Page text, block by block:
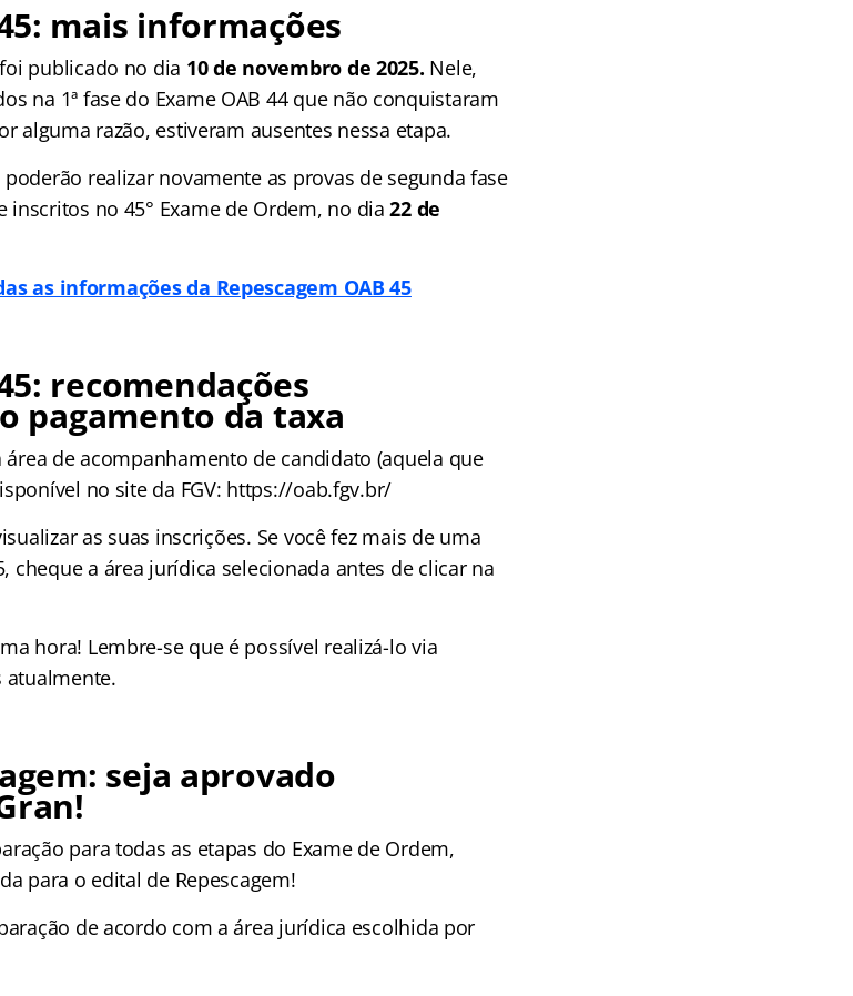
mais informações
publicado no dia 10 de novembro de 2025. Nele,
na 1ª fase do Exame OAB 44 que não conquistaram
alguma razão, estiveram ausentes nessa etapa.
realizar novamente as provas de segunda fase
no 45° Exame de Ordem, no dia 22 de
as informações da Repescagem OAB 45
recomendações
pagamento da taxa
área de acompanhamento de candidato (aquela que
no site da FGV: https://oab.fgv.br/
as suas inscrições. Se você fez mais de uma
cheque a área jurídica selecionada antes de clicar na
hora! Lembre-se que é possível realizá-lo via
atualmente.
seja aprovado
para todas as etapas do Exame de Ordem,
para o edital de Repescagem!
de acordo com a área jurídica escolhida por